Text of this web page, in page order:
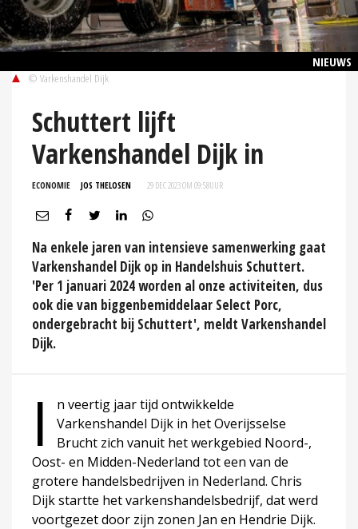
NIEUWS
© Varkenshandel Dijk
Schuttert lijft
Varkenshandel Dijk in
ECONOMIE JOS THELOSEN 29 DEC 2023 OM 09:58UUR
Na enkele jaren van intensieve samenwerking gaat
Varkenshandel Dijk op in Handelshuis Schuttert.
'Per 1 januari 2024 worden al onze activiteiten, dus
ook die van biggenbemiddelaar Select Porc,
ondergebracht bij Schuttert', meldt Varkenshandel
Dijk.
I
n veertig jaar tijd ontwikkelde
Varkenshandel Dijk in het Overijsselse
Brucht zich vanuit het werkgebied Noord-,
Oost- en Midden-Nederland tot een van de
grotere handelsbedrijven in Nederland. Chris
Dijk startte het varkenshandelsbedrijf, dat werd
voortgezet door zijn zonen Jan en Hendrie Dijk.